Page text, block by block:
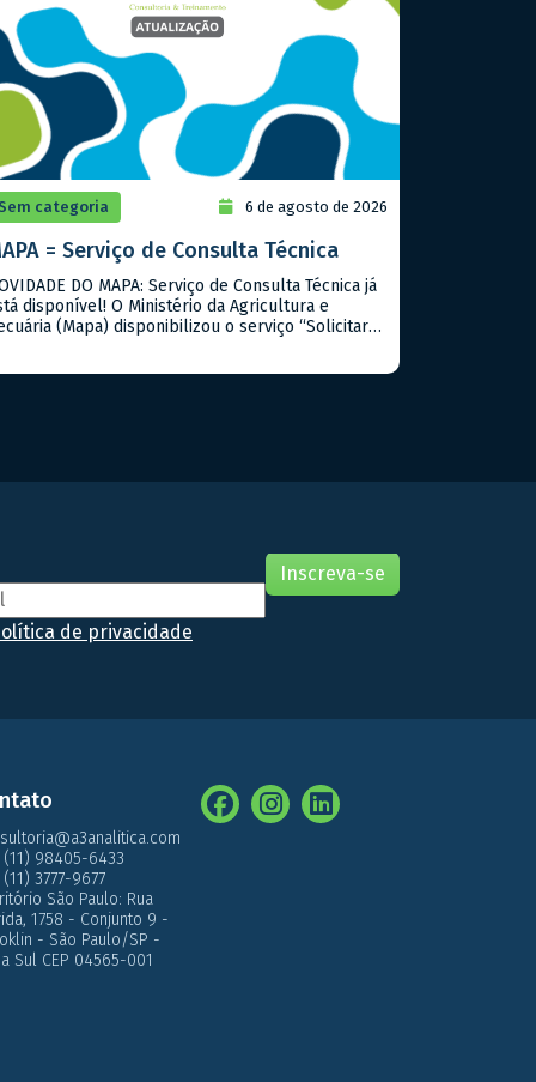
categoria 6 de agosto de 2026
= Serviço de Consulta Técnica
DO MAPA: Serviço de Consulta Técnica já
disponível! O Ministério da Agricultura e
(Mapa) disponibilizou o serviço “Solicitar
de privacidade
(11) 98405-6433
3777-9677
São Paulo: Rua
1758 - Conjunto 9 -
- São Paulo/SP -
Sul CEP 04565-001